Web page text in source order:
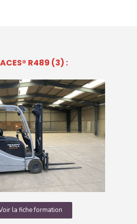
R489 (3) :
la fiche formation